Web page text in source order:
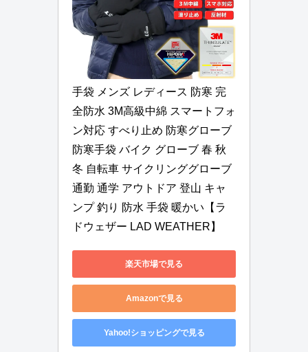
手袋 メンズ レディース 防寒 完
全防水 3M高級中綿 スマートフォ
ン対応 すべり止め 防寒グローブ
防寒手袋 バイク グローブ 春 秋
冬 自転車 サイクリンググローブ
通勤 通学 アウトドア 登山 キャ
ンプ 釣り 防水 手袋 暖かい【ラ
ドウェザー LAD WEATHER】
楽天市場で見る
Amazonで見る
Yahoo!ショッピングで見る